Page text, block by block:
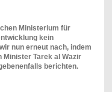
Ministerium für
kein
nun erneut nach, indem
Tarek al Wazir
berichten.